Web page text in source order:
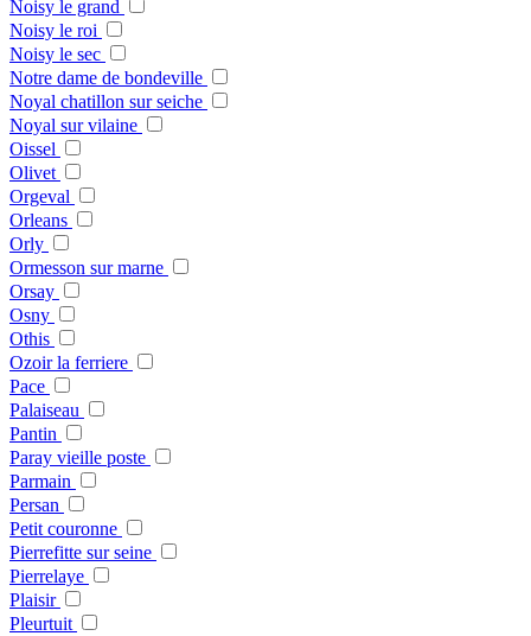
Noisy le grand
Noisy le roi
Noisy le sec
Notre dame de bondeville
Noyal chatillon sur seiche
Noyal sur vilaine
Oissel
Olivet
Orgeval
Orleans
Orly
Ormesson sur marne
Orsay
Osny
Othis
Ozoir la ferriere
Pace
Palaiseau
Pantin
Paray vieille poste
Parmain
Persan
Petit couronne
Pierrefitte sur seine
Pierrelaye
Plaisir
Pleurtuit